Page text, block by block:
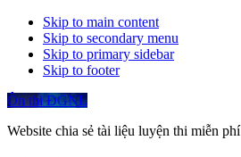
Skip to main content
Skip to secondary menu
Skip to primary sidebar
Skip to footer
Ôn thi ĐGNL
Website chia sẻ tài liệu luyện thi miễn phí